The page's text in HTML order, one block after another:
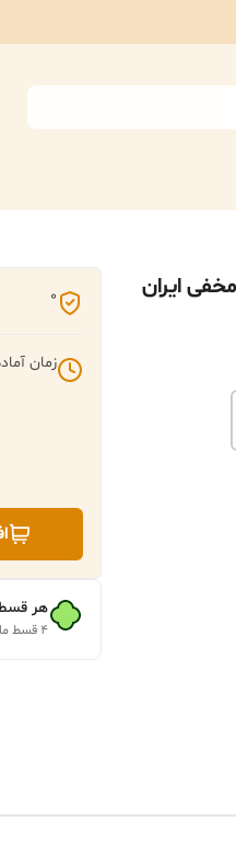
ایران
0
زمان
هر
۴ قسط ماهانه. بدون سود، چک و ضامن.